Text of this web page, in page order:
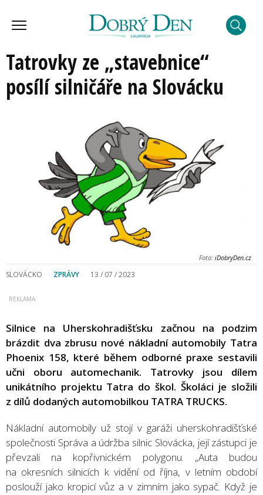
Tatrovky ze „stavebnice“
posílí silničáře na Slovácku
Foto: iDobryDen.cz
SLOVÁCKO ZPRÁVY 13 / 07 / 2023
Silnice na Uherskohradišťsku začnou na podzim
brázdit dva zbrusu nové nákladní automobily Tatra
Phoenix 158, které během odborné praxe sestavili
učni oboru automechanik. Tatrovky jsou dílem
unikátního projektu Tatra do škol. Školáci je složili
z dílů dodaných automobilkou TATRA TRUCKS.
Nákladní automobily už stojí v garáži uherskohradišťské
společnosti Správa a údržba silnic Slovácka, její zástupci je
převzali na kopřivnickém polygonu. „Auta budou
na okresních silnicích k vidění od října, v letním období
poslouží jako kropicí vůz a v zimním jako sypač. Když je